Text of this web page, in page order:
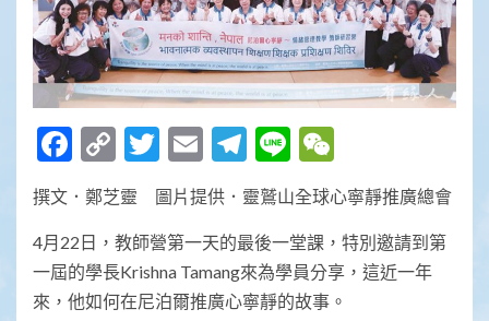
Facebook
Copy
Link
Twitter
EmailTelegram
Line
撰文．鄭芝靈 圖片提供．靈鷲山全球心寧靜推廣總會
4月22日，教師營第一天的最後一堂課，特別邀請到第
一屆的學長Krishna Tamang來為學員分享，這近一年
來，他如何在尼泊爾推廣心寧靜的故事。